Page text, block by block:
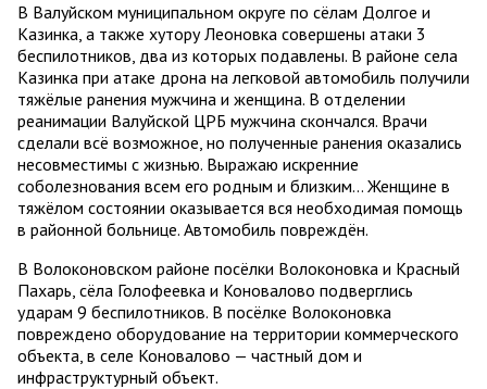
В Валуйском муниципальном округе по сёлам Долгое и
Казинка, а также хутору Леоновка совершены атаки 3
беспилотников, два из которых подавлены. В районе села
Казинка при атаке дрона на легковой автомобиль получили
тяжёлые ранения мужчина и женщина. В отделении
реанимации Валуйской ЦРБ мужчина скончался. Врачи
сделали всё возможное, но полученные ранения оказались
несовместимы с жизнью. Выражаю искренние
соболезнования всем его родным и близким… Женщине в
тяжёлом состоянии оказывается вся необходимая помощь
в районной больнице. Автомобиль повреждён.
В Волоконовском районе посёлки Волоконовка и Красный
Пахарь, сёла Голофеевка и Коновалово подверглись
ударам 9 беспилотников. В посёлке Волоконовка
повреждено оборудование на территории коммерческого
объекта, в селе Коновалово — частный дом и
инфраструктурный объект.